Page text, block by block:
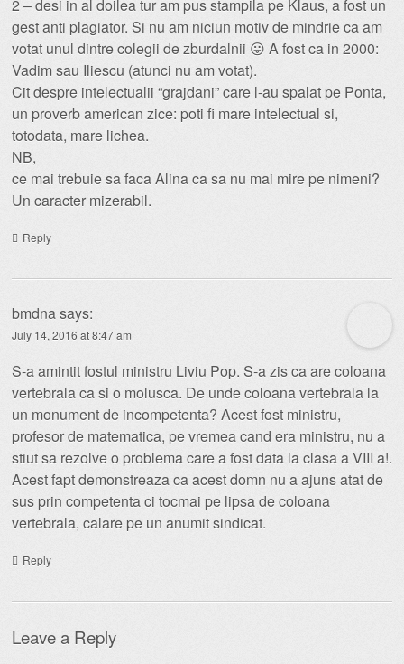
2 – desi in al doilea tur am pus stampila pe Klaus, a fost un
gest anti plagiator. Si nu am niciun motiv de mindrie ca am
votat unul dintre colegii de zburdalnii 😛 A fost ca in 2000:
Vadim sau Iliescu (atunci nu am votat).
Cit despre intelectualii “grajdani” care l-au spalat pe Ponta,
un proverb american zice: poti fi mare intelectual si,
totodata, mare lichea.
NB,
ce mai trebuie sa faca Alina ca sa nu mai mire pe nimeni?
Un caracter mizerabil.
Reply
bmdnasays:
July 14, 2016 at 8:47 am
S-a amintit fostul ministru Liviu Pop. S-a zis ca are coloana
vertebrala ca si o molusca. De unde coloana vertebrala la
un monument de incompetenta? Acest fost ministru,
profesor de matematica, pe vremea cand era ministru, nu a
stiut sa rezolve o problema care a fost data la clasa a VIII a!.
Acest fapt demonstreaza ca acest domn nu a ajuns atat de
sus prin competenta ci tocmai pe lipsa de coloana
vertebrala, calare pe un anumit sindicat.
Reply
Leave a Reply